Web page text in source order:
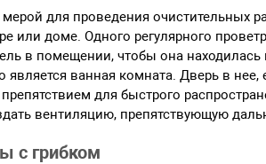
для проведения очистительных
или доме. Одного регулярного
в помещении, чтобы она
является ванная комната. Дверь в
для быстрого
вентиляцию, препятствующую
с грибком